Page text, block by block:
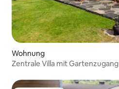
Wohnung
Zentrale Villa mit Gartenzugang